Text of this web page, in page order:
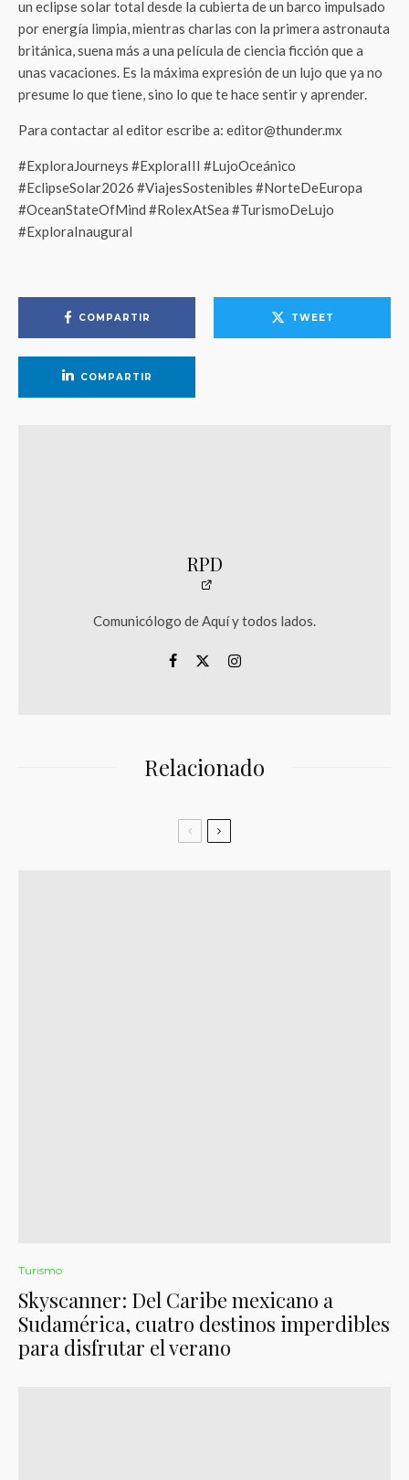
un eclipse solar total desde la cubierta de un barco impulsado
por energía limpia, mientras charlas con la primera astronauta
británica, suena más a una película de ciencia ficción que a
unas vacaciones. Es la máxima expresión de un lujo que ya no
presume lo que tiene, sino lo que te hace sentir y aprender.
Para contactar al editor escribe a: editor@thunder.mx
#ExploraJourneys #ExploraIII #LujoOceánico
#EclipseSolar2026 #ViajesSostenibles #NorteDeEuropa
#OceanStateOfMind #RolexAtSea #TurismoDeLujo
#ExploraInaugural
COMPARTIR TWEET
COMPARTIR
RPD
Comunicólogo de Aquí y todos lados.
Relacionado
Turismo
Skyscanner: Del Caribe mexicano a
Sudamérica, cuatro destinos imperdibles
para disfrutar el verano